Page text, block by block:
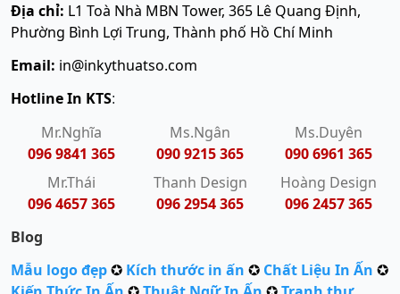
Địa chỉ: L1 Toà Nhà MBN Tower, 365 Lê Quang Định,
Phường Bình Lợi Trung, Thành phố Hồ Chí Minh
Email: in@inkythuatso.com
Hotline In KTS:
Mr.Nghĩa
096 9841 365
Ms.Ngân
090 9215 365
Ms.Duyên
090 6961 365
Mr.Thái
096 4657 365
Thanh Design
096 2954 365
Hoàng Design
096 2457 365
Blog
Mẫu logo đẹp✪ Kích thước in ấn ✪ Chất Liệu In Ấn ✪